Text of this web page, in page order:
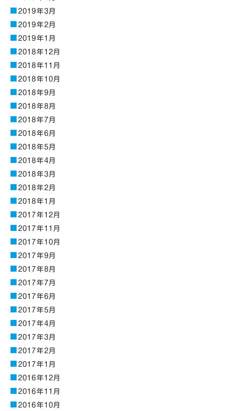
2019年3月
2019年2月
2019年1月
2018年12月
2018年11月
2018年10月
2018年9月
2018年8月
2018年7月
2018年6月
2018年5月
2018年4月
2018年3月
2018年2月
2018年1月
2017年12月
2017年11月
2017年10月
2017年9月
2017年8月
2017年7月
2017年6月
2017年5月
2017年4月
2017年3月
2017年2月
2017年1月
2016年12月
2016年11月
2016年10月